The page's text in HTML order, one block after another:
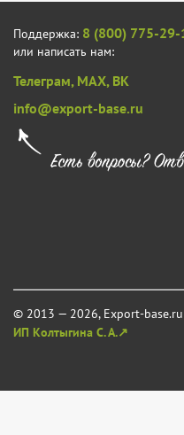
Поддержка: 8 (800) 775-29-
или написать нам:
Телеграм, MAX, ВК
info@export-base.ru
© 2013 — 2026, Export-base.ru
ИП Колтыгина С. А.↗